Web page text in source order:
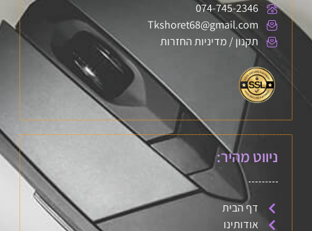
074-745-2346
Tkshoret68@gmail.com
תקנון / מדיניות החזרות
ניווט מהיר:
דף הבית
אודותינו